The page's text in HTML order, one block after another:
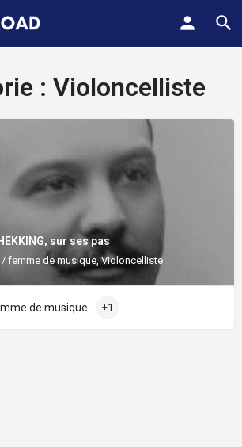
: Violoncelliste
sur ses pas
femme de musique, Violoncelliste
de musique +1